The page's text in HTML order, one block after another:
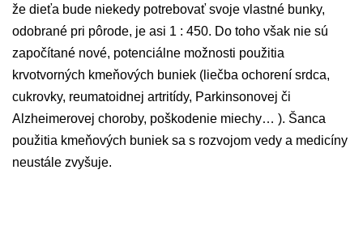
že dieťa bude niekedy potrebovať svoje vlastné bunky,
odobrané pri pôrode, je asi 1 : 450. Do toho však nie sú
započítané nové, potenciálne možnosti použitia
krvotvorných kmeňových buniek (liečba ochorení srdca,
cukrovky, reumatoidnej artritídy, Parkinsonovej či
Alzheimerovej choroby, poškodenie miechy… ). Šanca
použitia kmeňových buniek sa s rozvojom vedy a medicíny
neustále zvyšuje.